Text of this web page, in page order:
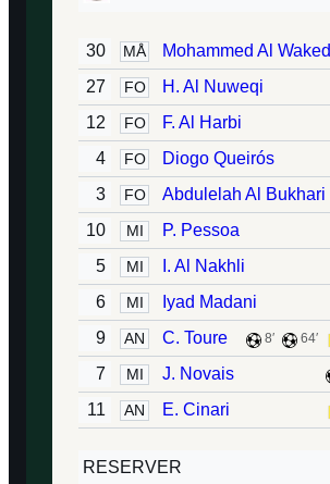
30 MÅ Mohammed Al Waked
27 FO
H. Al Nuweqi
12
FO
F. Al Harbi
4
FO
Diogo Queirós
3
FO
Abdulelah Al Bukhari
10
MI P. Pessoa
5 MI
I. Al Nakhli
6
MI Iyad Madani
9 AN C. Toure 8′ 64′
7 MI J. Novais
11 AN E. Cinari
RESERVER